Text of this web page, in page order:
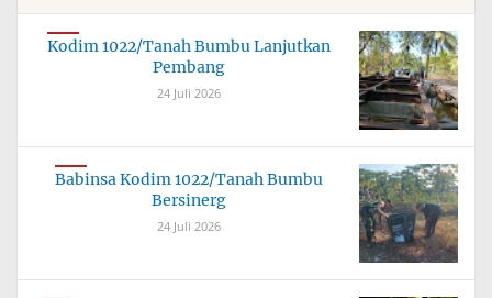
Kodim 1022/Tanah Bumbu Lanjutkan
Pembang
24 Juli 2026
Babinsa Kodim 1022/Tanah Bumbu
Bersinerg
24 Juli 2026